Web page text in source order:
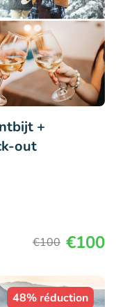
+
out
€100 €100
48% réduction